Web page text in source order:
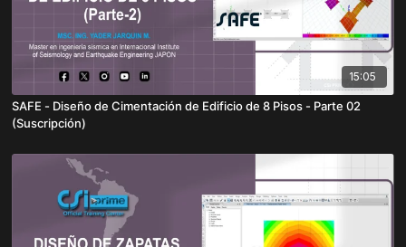
15:05
SAFE - Diseño de Cimentación de Edificio de 8 Pisos - Parte 02
(Suscripción)